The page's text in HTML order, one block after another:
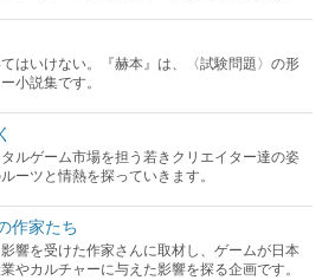
はいけない。『赫本』は、〈試験問題〉の形
小説集です。
ルゲーム市場を担う若きクリエイター達の姿
ーツと情熱を探っていきます。
作家たち
響を受けた作家さんに取材し、ゲームが日本
やカルチャーに与えた影響を探る企画です。